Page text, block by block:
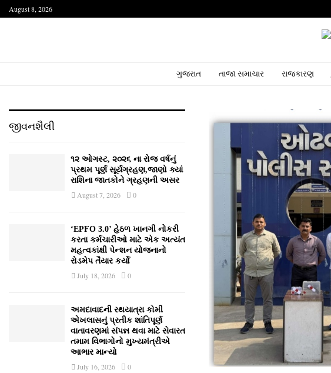
August 8, 2026
ગુજરાત તાજા સમાચાર રાજકારણ
જીવનશૈલી
૧૨ ઓગસ્ટ, ૨૦૨૬ ના રોજ વર્ષનું
પ્રથમ પૂર્ણ સૂર્યગ્રહણ,જાણો ક્યાં
રાશિના જાતકોને ગ્રહણની અસર
August 7, 2026 0
‘EPFO 3.0’ હેઠળ ખાનગી નોકરી
કરતા કર્મચારીઓ માટે એક અત્યંત
મહત્વકાંક્ષી પેન્શન યોજનાનો
રોડમેપ તૈયાર કર્યો
July 18, 2026 0
અમદાવાદની રથયાત્રા કોમી
એખલાસનું પ્રતીક શાંતિપૂર્ણ
વાતાવરણમાં સંપન્ન થવા માટે સેવારત
તમામ વિભાગોનો મુખ્યમંત્રીએ
આભાર માન્યો
July 16, 2026 0